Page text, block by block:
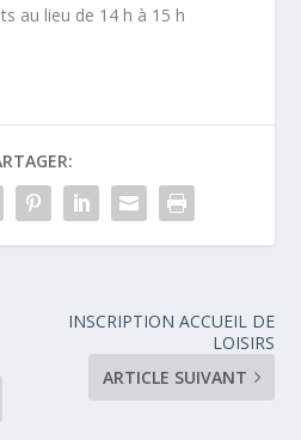
au lieu de 14 h à 15 h
INSCRIPTION ACCUEIL DE
LOISIRS
ARTICLE SUIVANT